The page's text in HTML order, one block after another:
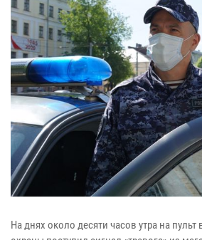
На днях около десяти часов утра на